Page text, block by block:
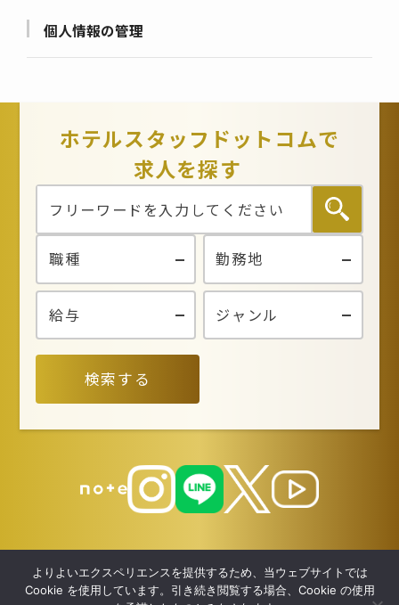
個人情報の管理
当社は、お客さまの個人情報を正確かつ最新の状態に
の維持・管理体制の整備・社員教育の徹底等の必要な
措置を講じ、安全対策を実施し個人情報の厳重な管理
個人情報の利用目的
お客さまからお預かりした個人情報は、当社からのご
連絡や業務のご案内やご質問に対する回答として、電
子メールや資料のご送付に利用いたします。
個人情報の第三者への開示・提供の禁止
当社は、お客さまよりお預かりした個人情報を適切に
管理し、次のいずれかに該当する場合を除き、個人情
めに当社が業務を委託する業者に対して開示する場合
法令に基づき開示することが必要である場合
当社は、個人情報の正確性及び安全性確保のために、
セキュリティに万全の対策を講じています。
ホテルスタッフドットコムで
求人を探す
検索する
よりよいエクスペリエンスを提供するため、当ウェブサイトでは
Cookie を使用しています。引き続き閲覧する場合、Cookie の使用